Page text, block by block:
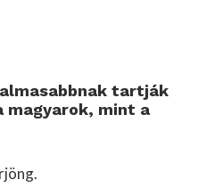
tartják
magyarok, mint a